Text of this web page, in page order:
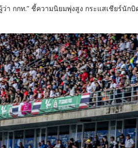
า กกท.” ชี้ความนิยมพุ่งสูง กระแสเชียร์นัก